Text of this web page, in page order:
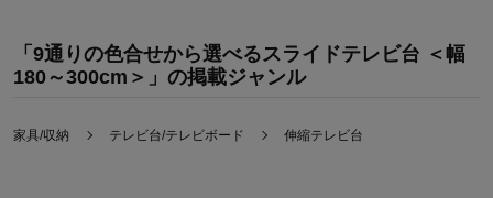
「9通りの色合せから選べるスライドテレビ台 ＜幅
180～300cm＞」の掲載ジャンル
家具/収納 テレビ台/テレビボード 伸縮テレビ台